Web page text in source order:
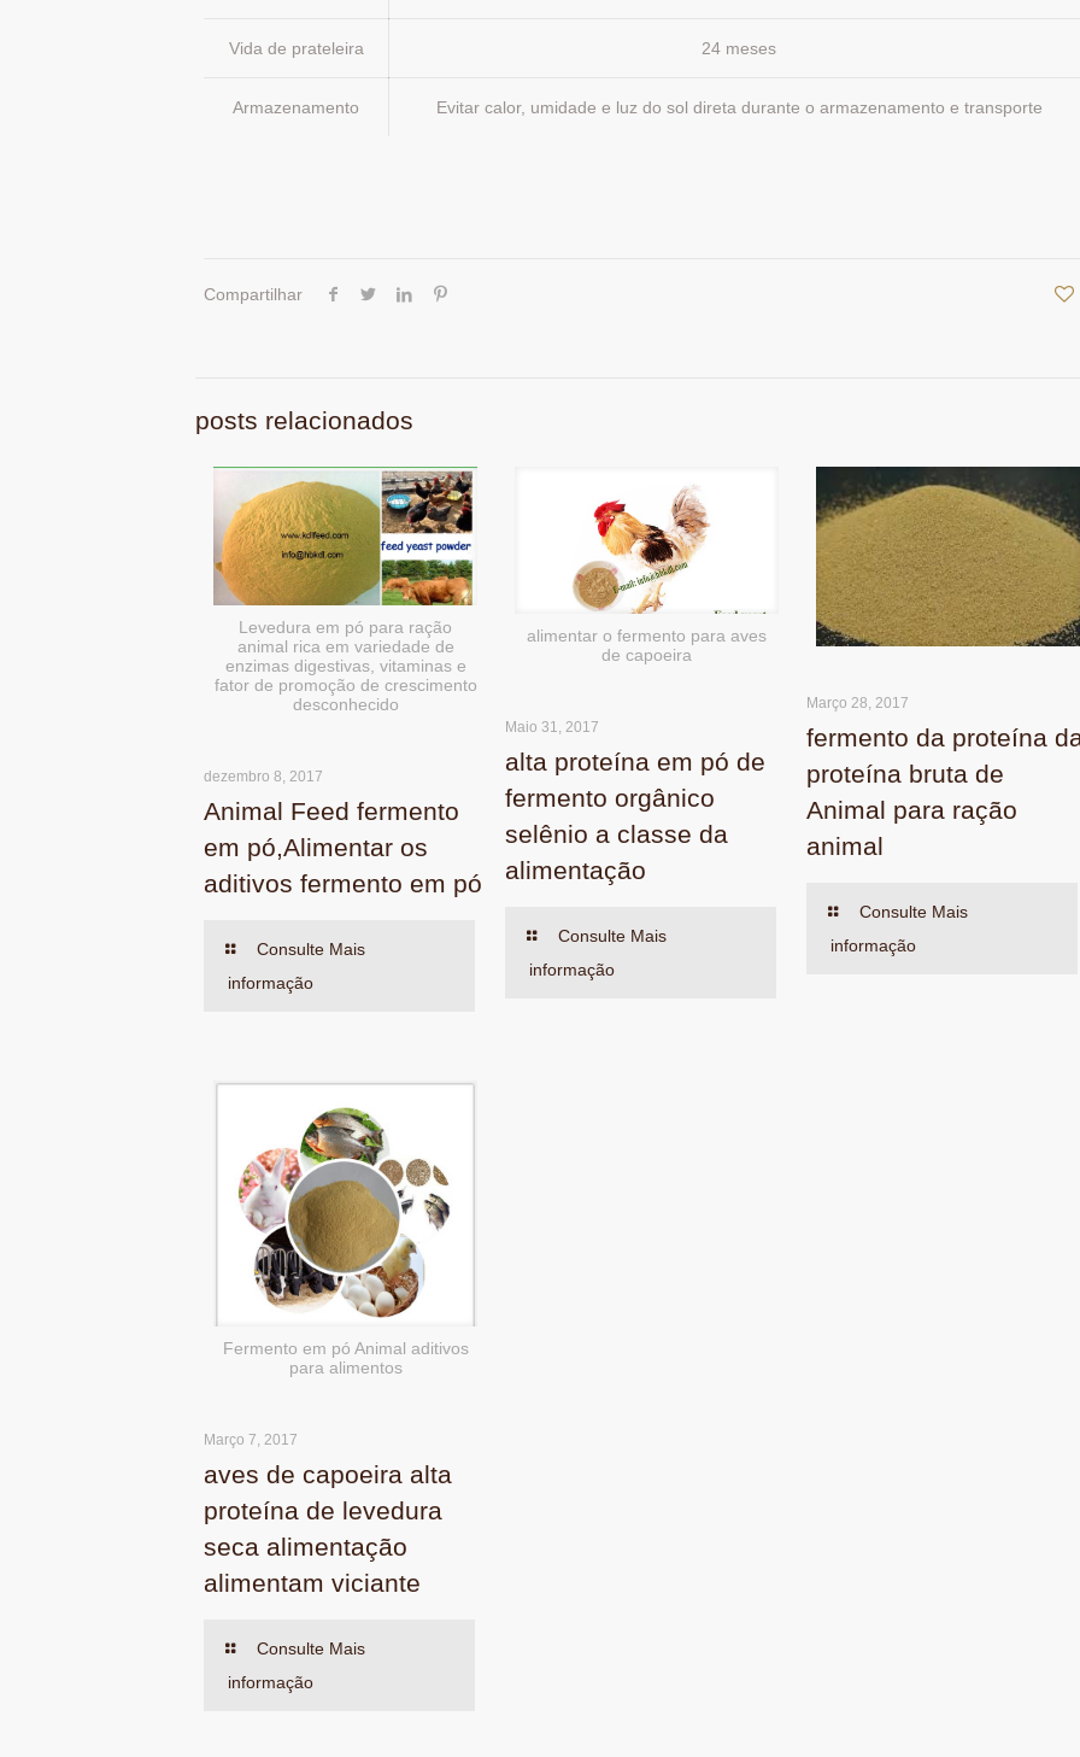
Vida de prateleira 24 meses
Armazenamento Evitar calor, umidade e luz do sol direta durante o armazenamento e transporte
Compartilhar
posts relacionados
Levedura em pó para ração
animal rica em variedade de
enzimas digestivas, vitaminas e
fator de promoção de crescimento
desconhecido
dezembro 8, 2017
Animal Feed fermento
em pó,Alimentar os
aditivos fermento em pó
Consulte Mais
informação
alimentar o fermento para aves
de capoeira
Maio 31, 2017
alta proteína em pó de
fermento orgânico
selênio a classe da
alimentação
Consulte Mais
informação
Março 28, 2017
fermento da proteína
proteína bruta de
Animal para ração
animal
Consulte Mais
informação
Fermento em pó Animal aditivos
para alimentos
Março 7, 2017
aves de capoeira alta
proteína de levedura
seca alimentação
alimentam viciante
Consulte Mais
informação